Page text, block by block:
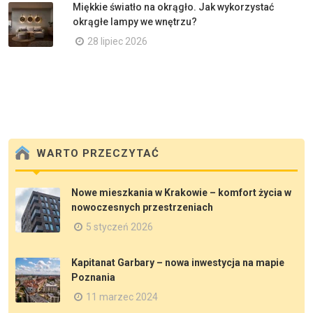
Miękkie światło na okrągło. Jak wykorzystać
okrągłe lampy we wnętrzu?
28 lipiec 2026
WARTO PRZECZYTAĆ
Nowe mieszkania w Krakowie – komfort życia w
nowoczesnych przestrzeniach
5 styczeń 2026
Kapitanat Garbary – nowa inwestycja na mapie
Poznania
11 marzec 2024